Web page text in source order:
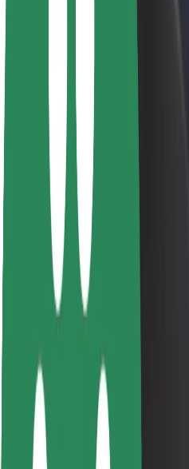
Par Bolt
Project Zero
Blogs
Ziņu telpa
Zīmola vadlīnijas
Misija
Attiecības ar investoriem
Zīmols
Mediji
Pilsētvides fonds
Drošība